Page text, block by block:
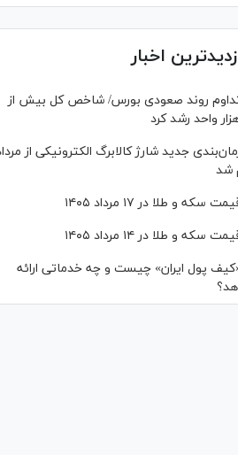
اخبار
روند صعودی بورس/ شاخص کل بیش از
جدید شارژ کالابرگ الکترونیکی از
شد
سکه و طلا در ۱۷ مرداد ۱۴۰۵
سکه و طلا در ۱۴ مرداد ۱۴۰۵
پول ایران» چیست و چه خدماتی ارائه